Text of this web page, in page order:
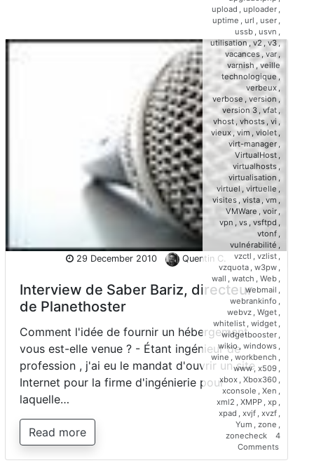
29 December 2010 Quentin C.
Interview de Saber Bariz, directeur
de Planethoster
Comment l'idée de fournir un hébergement
vous est-elle venue ? - Étant ingénieur de
profession , j'ai eu le mandat d'ouvrir un site
Internet pour la firme d'ingénierie pour
laquelle…
Read more
upload , uploader ,
uptime , url , user ,
ussb , usvn ,
utilisation,v2,v3,
vacances , var,
varnish , veille
technologique ,
verbeux ,
verbose ,version,
version 3 ,vfat ,
vhost , vhosts , vi ,
vieux , vim , violet,
virt-manager ,
VirtualHost ,
virtualhosts ,
virtualisation ,
virtuel, virtuelle ,
visites , vista , vm ,
VMWare , voir ,
vpn , vs , vsftpd ,
vtonf ,
vulnérabilité ,
vzctl , vzlist ,
vzquota , w3pw ,
wall , watch , Web ,
webmail ,
webrankinfo ,
webvz , Wget ,
whitelist , widget ,
widgetbooster ,
wikio, windows ,
wine , workbench ,
www, x509 ,
xbox , Xbox360 ,
xconsole , Xen ,
xml2 , XMPP , xp ,
xpad , xvjf , xvzf ,
Yum , zone ,
zonecheck
4
Commentson
Interview